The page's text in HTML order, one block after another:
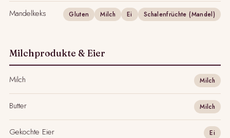
Mandelkeks Gluten Milch Ei Schalenfrüchte (Mandel)
Milchprodukte & Eier
Milch Milch
Butter Milch
Gekochte Eier Ei